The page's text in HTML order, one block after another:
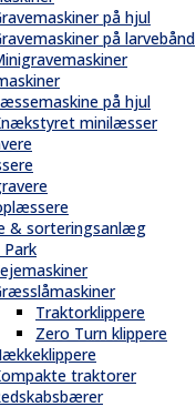
på hjul
på larvebånd
på hjul
minilæsser
& sorteringsanlæg
Park
Traktorklippere
Zero Turn klippere
traktorer